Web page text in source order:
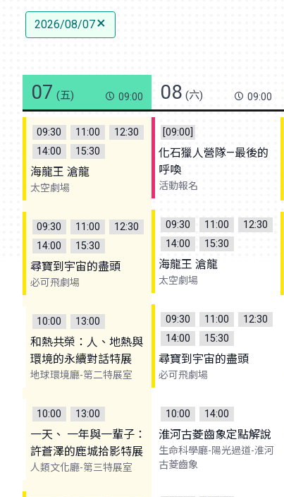
2026/08/07
07 (五) 09:00 08 (六) 09:00
09:30 11:00
12:30
14:00
15:30
海龍王 滄龍
太空劇場
[09:00]
化石獵人營隊—最後的
呼喚
活動報名
09:30 11:00
12:30
14:00
15:30
尋寶到宇宙的盡頭
必可飛劇場
09:30 11:00
12:30
14:00
15:30
海龍王 滄龍
太空劇場
10:00 13:00
和熱共榮：人、地熱與
環境的永續對話特展
地球環境廳-第二特展室
09:30 11:00
12:30
14:00
15:30
尋寶到宇宙的盡頭
必可飛劇場
10:00 13:00
一天、 一年與一輩子：
許蒼澤的鹿城拾影特展
人類文化廳-第三特展室
10:00 14:00
淮河古菱齒象定點解說
生命科學廳-陽光過道-淮河
古菱齒象